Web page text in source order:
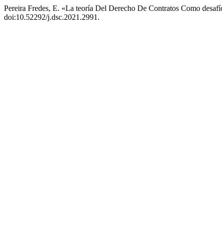
Pereira Fredes, E. «La teoría Del Derecho De Contratos Como
doi:10.52292/j.dsc.2021.2991.